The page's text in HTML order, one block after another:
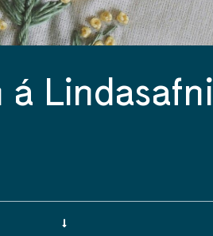
Lindasafni